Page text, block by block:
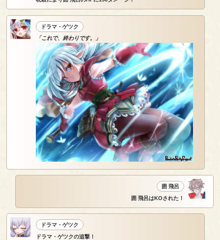
ドラマ・ゲツク
「これで、終わりです。」
囲 飛呂
囲 飛呂はKOされた！
ドラマ・ゲツク
ドラマ・ゲツクの追撃！